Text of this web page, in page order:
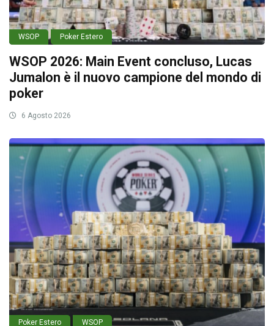
WSOP Poker Estero
WSOP 2026: Main Event concluso, Lucas
Jumalon è il nuovo campione del mondo di
poker
6 Agosto 2026
Poker Estero WSOP